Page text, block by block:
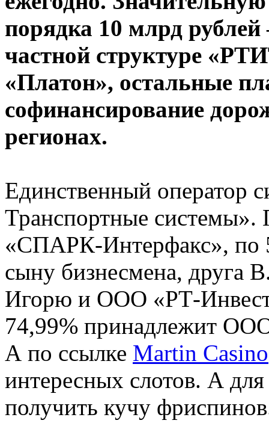
порядка 10 млрд
частной структуре
«Платон», остальные
софинансирование
регионах.
Единственный
Транспортные
«СПАРК-Интерфакс», по
сыну бизнесмена, друга
Игорю и ООО «РТ-
74,99% принадлежит
А по ссылке Martin Сasino
интересных слотов. А
получить кучу